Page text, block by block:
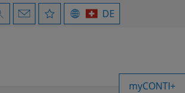
DE
myCONTI+